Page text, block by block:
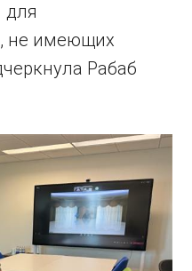
не имеющих
Рабаб